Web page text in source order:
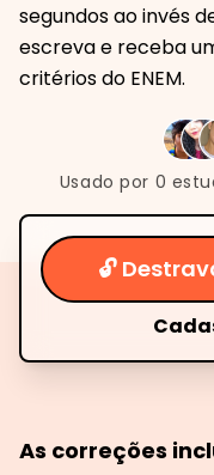
segundos ao invés
escreva e receba
critérios do ENEM.
Usado por 0
🔓
As correções